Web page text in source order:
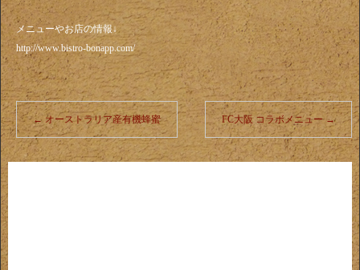
メニューやお店の情報↓
http://www.bistro-bonapp.com/
← オーストラリア産有機蜂蜜 FC大阪 コラボメニュー →